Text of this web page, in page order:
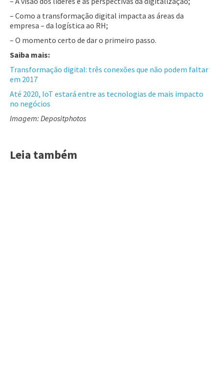
– Como a transformação digital impacta as áreas da
empresa – da logística ao RH;
– O momento certo de dar o primeiro passo.
Saiba mais:
Transformação digital: três conexões que não podem faltar
em 2017
Até 2020, IoT estará entre as tecnologias de mais impacto
no negócios
Imagem: Depositphotos
Leia também